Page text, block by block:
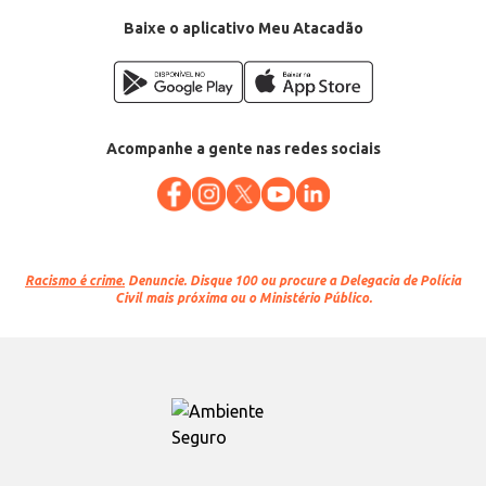
Baixe o aplicativo Meu Atacadão
Acompanhe a gente nas redes sociais
Racismo é crime. Denuncie. Disque 100 ou procure a Delegacia de Polícia
Civil mais próxima ou o Ministério Público.